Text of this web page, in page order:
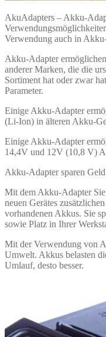
AkuAdapters – Akku-
Verwendung auch in
Akku-Adapter
anderer Marken, die die
Sortiment hat oder zwar
Parameter.
Einige Akku-Adapter
(Li-Ion) in älteren Akku-
Einige Akku-Adapter
14,4V und 12V (10,8 V)
Akku-Adapter sparen
Mit dem Akku-Adapter
neuen Gerätes
vorhandenen Akkus. Sie
sowie Platz in Ihrer
Mit der Verwendung von
Umwelt. Akkus belasten
Umlauf, desto besser.